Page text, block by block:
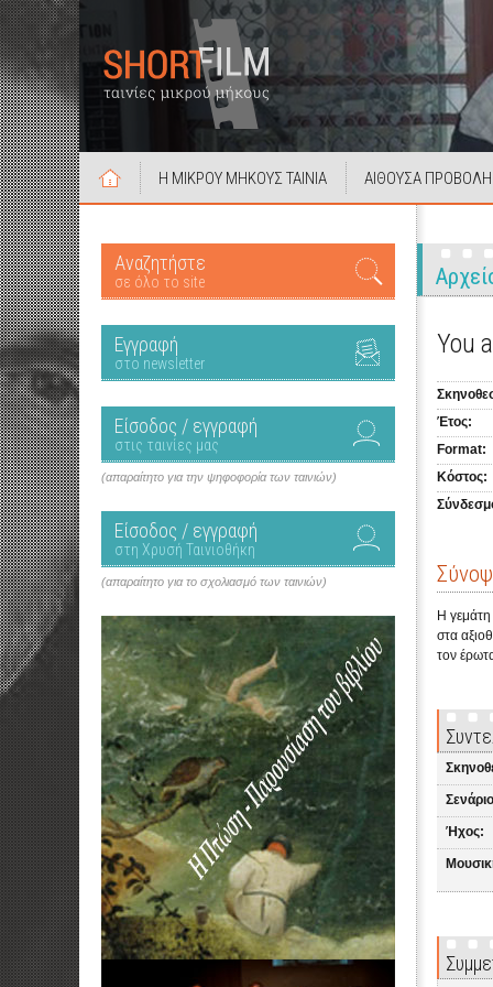
Η ΜΙΚΡΟΥ ΜΗΚΟΥΣ ΤΑΙΝΙΑ ΑΙΘΟΥΣΑ
Αναζητήστε
σε όλο το site
Εγγραφή
στο newsletter
Είσοδος / εγγραφή
στις ταινίες μας
(απαραίτητο για την ψηφοφορία των ταινιών)
Είσοδος / εγγραφή
στη Χρυσή Ταινιοθήκη
(απαραίτητο για το σχολιασμό των ταινιών)
You
Έτος:
Format:
Κόστος:
Η γεμάτη
στα
τον
Ήχος: